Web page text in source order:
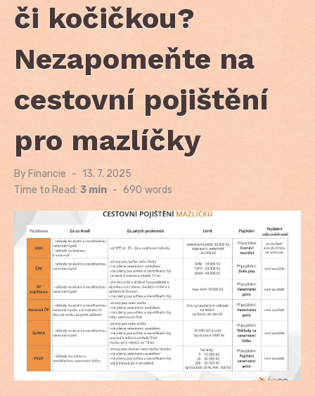
či kočičkou?
Nezapomeňte na
cestovní pojištění
pro mazlíčky
By Financie
Posted
on
13. 7. 2025
Time to Read: 3 min - 690 words